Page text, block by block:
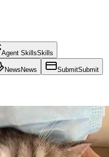
Agent SkillsSkills
News News SubmitSubmit